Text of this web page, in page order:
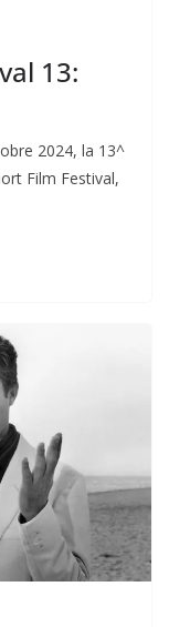
13:
2024, la 13^
Film Festival,